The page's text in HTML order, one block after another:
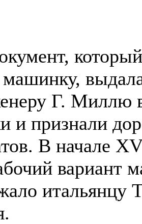
Г. Миллю
и признали
В начале
вариант
итальянцу